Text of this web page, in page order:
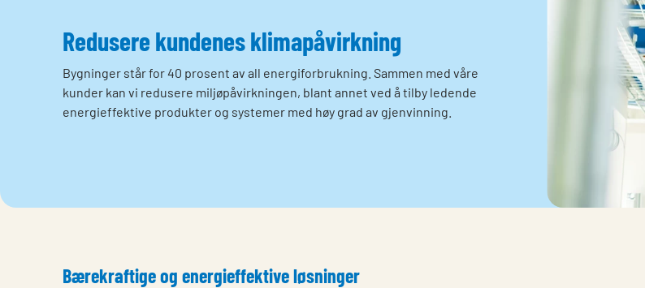
Redusere kundenes klimapåvirkning
Bygninger står for 40 prosent av all energiforbrukning. Sammen med våre
kunder kan vi redusere miljøpåvirkningen, blant annet ved å tilby ledende
energieffektive produkter og systemer med høy grad av gjenvinning.
Bærekraftige og energieffektive løsninger